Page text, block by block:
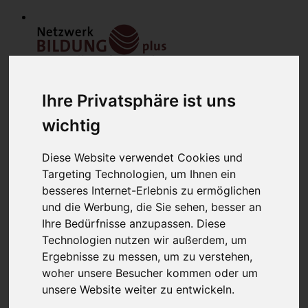
Ihre Privatsphäre ist uns
wichtig
Diese Website verwendet Cookies und
Targeting Technologien, um Ihnen ein
besseres Internet-Erlebnis zu ermöglichen
und die Werbung, die Sie sehen, besser an
Ihre Bedürfnisse anzupassen. Diese
Technologien nutzen wir außerdem, um
Ergebnisse zu messen, um zu verstehen,
woher unsere Besucher kommen oder um
unsere Website weiter zu entwickeln.
Home
Modulfinder
Veranstaltungen
Netzwerk
Bildungsanbieter
Mitglieder
Mitglied werden
Werbung schalten
über uns
Kontakt
Lounge